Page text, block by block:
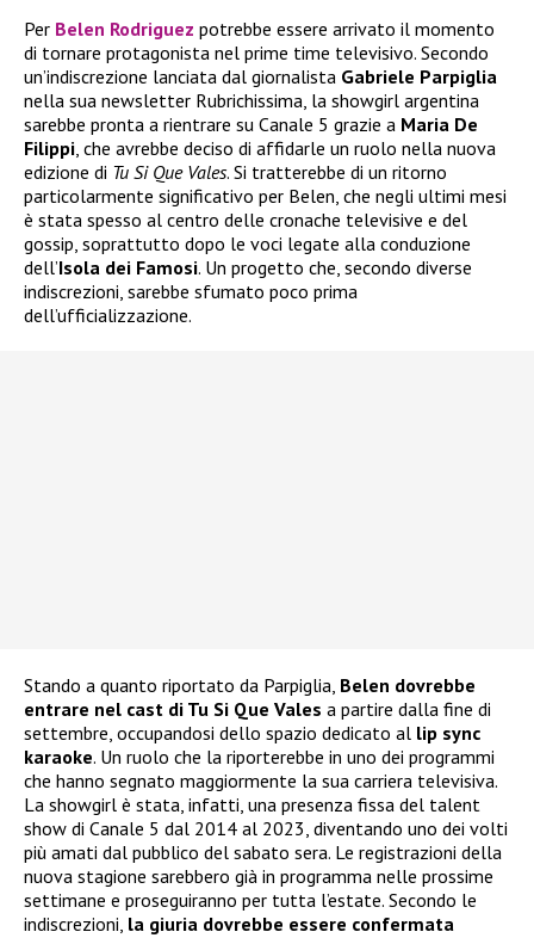
Per Belen Rodriguez potrebbe essere arrivato il momento
di tornare protagonista nel prime time televisivo. Secondo
un’indiscrezione lanciata dal giornalista Gabriele Parpiglia
nella sua newsletter Rubrichissima, la showgirl argentina
sarebbe pronta a rientrare su Canale 5 grazie a Maria De
Filippi, che avrebbe deciso di affidarle un ruolo nella nuova
edizione di Tu Si Que Vales. Si tratterebbe di un ritorno
particolarmente significativo per Belen, che negli ultimi mesi
è stata spesso al centro delle cronache televisive e del
gossip, soprattutto dopo le voci legate alla conduzione
dell’Isola dei Famosi. Un progetto che, secondo diverse
indiscrezioni, sarebbe sfumato poco prima
dell’ufficializzazione.
Stando a quanto riportato da Parpiglia, Belen dovrebbe
entrare nel cast di Tu Si Que Vales a partire dalla fine di
settembre, occupandosi dello spazio dedicato al lip sync
karaoke. Un ruolo che la riporterebbe in uno dei programmi
che hanno segnato maggiormente la sua carriera televisiva.
La showgirl è stata, infatti, una presenza fissa del talent
show di Canale 5 dal 2014 al 2023, diventando uno dei volti
più amati dal pubblico del sabato sera. Le registrazioni della
nuova stagione sarebbero già in programma nelle prossime
settimane e proseguiranno per tutta l’estate. Secondo le
indiscrezioni, la giuria dovrebbe essere confermata